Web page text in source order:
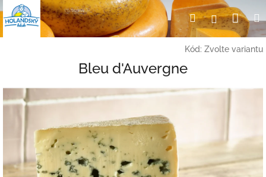
Přejít
na
obsah
HledatPřihlášení
Kód: Zvolte variantu
Bleu d'Auvergne